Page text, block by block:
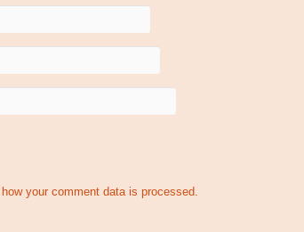
how your comment data is processed.